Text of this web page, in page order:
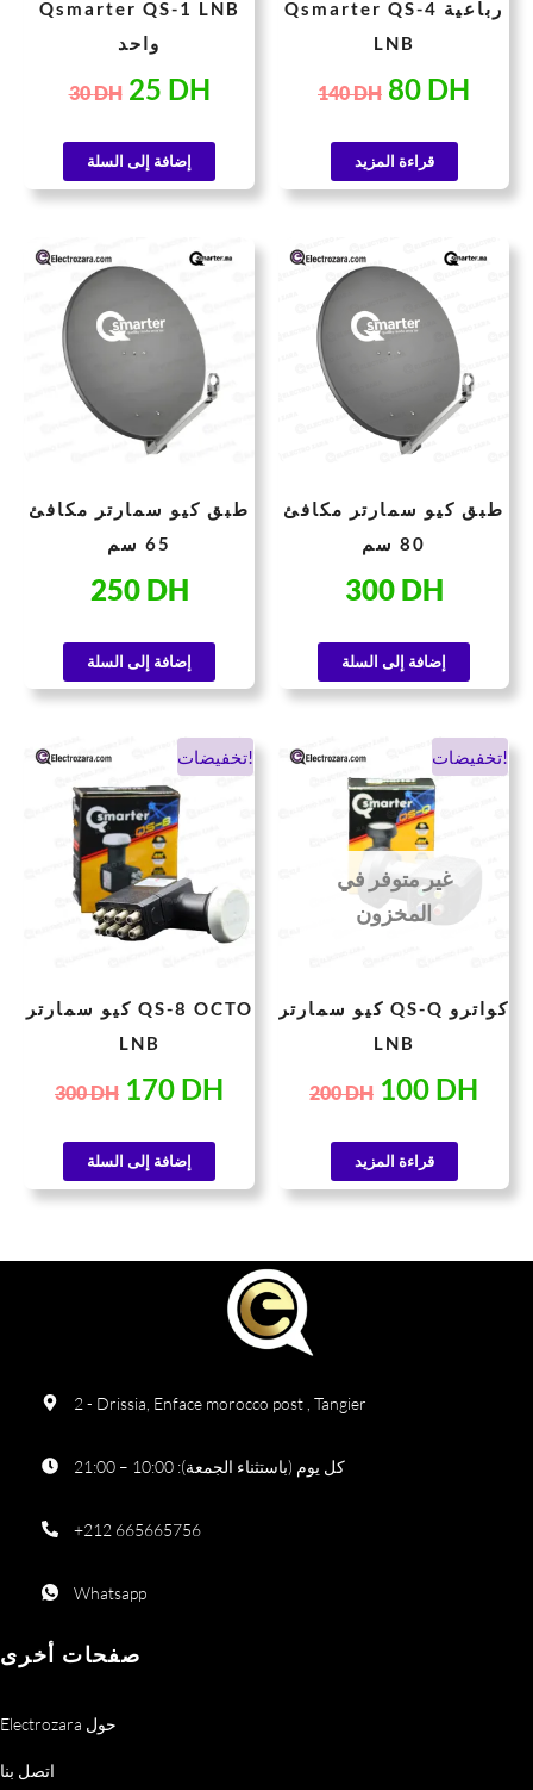
Qsmarter QS-1 LNB
واحد
30DH 25 DH
إضافة إلى السلة
Qsmarter QS-4 رباعية
LNB
140DH 80 DH
قراءة المزيد
طبق كيو سمارتر مكافئ
65 سم
250 DH
إضافة إلى السلة
طبق كيو سمارتر مكافئ
80 سم
300 DH
إضافة إلى السلة
تخفيضات!
كيو سمارتر QS-8 OCTO
LNB
300DH
السعر
الأصلي
هو:
170 DH
السعر
إضافة إلى السلة
تخفيضات!
غير متوفر في
المخزون
كيو سمارتر QS-Q كواترو
LNB
200DH
السعر
الأصلي
هو:
200 DH.
100 DH
قراءة المزيد
2 - Drissia, Enface morocco post , Tangier
كل يوم (باستثناء الجمعة): 10:00 – 21:00
+212 665665756
Whatsapp
صفحات أخرى
Electrozara حول
اتصل بنا